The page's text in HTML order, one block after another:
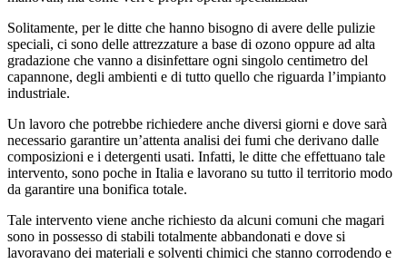
Solitamente, per le ditte che hanno bisogno di avere delle pulizie
speciali, ci sono delle attrezzature a base di ozono oppure ad alta
gradazione che vanno a disinfettare ogni singolo centimetro del
capannone, degli ambienti e di tutto quello che riguarda l’impianto
industriale.
Un lavoro che potrebbe richiedere anche diversi giorni e dove sarà
necessario garantire un’attenta analisi dei fumi che derivano dalle
composizioni e i detergenti usati. Infatti, le ditte che effettuano tale
intervento, sono poche in Italia e lavorano su tutto il territorio modo
da garantire una bonifica totale.
Tale intervento viene anche richiesto da alcuni comuni che magari
sono in possesso di stabili totalmente abbandonati e dove si
lavoravano dei materiali e solventi chimici che stanno corrodendo e